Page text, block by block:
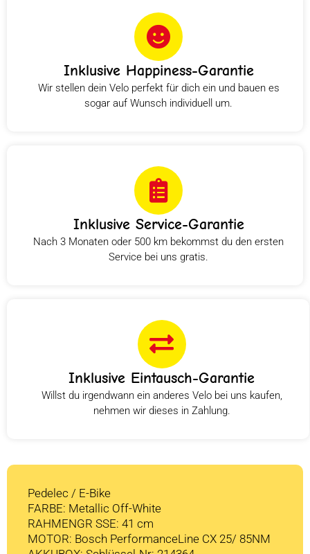
Inklusive Happiness-Garantie
Wir stellen dein Velo perfekt für dich ein und bauen es
sogar auf Wunsch individuell um.
Inklusive Service-Garantie
Nach 3 Monaten oder 500 km bekommst du den ersten
Service bei uns gratis.
Inklusive Eintausch-Garantie
Willst du irgendwann ein anderes Velo bei uns kaufen,
nehmen wir dieses in Zahlung.
Pedelec / E-Bike
FARBE: Metallic Off-White
RAHMENGR SSE: 41 cm
MOTOR: Bosch PerformanceLine CX 25/ 85NM